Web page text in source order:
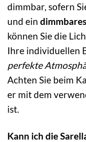
dimmbar, sofern
und ein
können Sie die
Ihre individuellen
perfekte
Achten Sie beim
er mit dem
ist.
Kann ich die